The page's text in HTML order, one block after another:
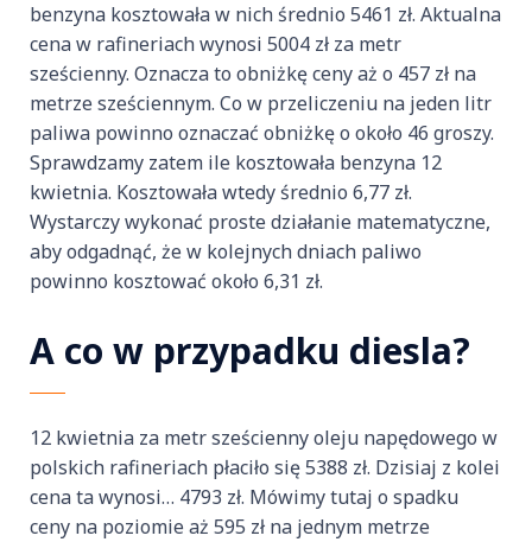
benzyna kosztowała w nich średnio 5461 zł. Aktualna
cena w rafineriach wynosi 5004 zł za metr
sześcienny. Oznacza to obniżkę ceny aż o 457 zł na
metrze sześciennym. Co w przeliczeniu na jeden litr
paliwa powinno oznaczać obniżkę o około 46 groszy.
Sprawdzamy zatem ile kosztowała benzyna 12
kwietnia. Kosztowała wtedy średnio 6,77 zł.
Wystarczy wykonać proste działanie matematyczne,
aby odgadnąć, że w kolejnych dniach paliwo
powinno kosztować około 6,31 zł.
A co w przypadku diesla?
12 kwietnia za metr sześcienny oleju napędowego w
polskich rafineriach płaciło się 5388 zł. Dzisiaj z kolei
cena ta wynosi… 4793 zł. Mówimy tutaj o spadku
ceny na poziomie aż 595 zł na jednym metrze